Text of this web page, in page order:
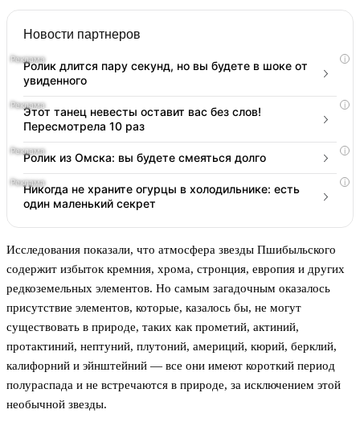
Новости партнеров
i
Ролик длится пару секунд, но вы будете в шоке от
увиденного
i
Этот танец невесты оставит вас без слов!
Пересмотрела 10 раз
i
Ролик из Омска: вы будете смеяться долго
i
Никогда не храните огурцы в холодильнике: есть
один маленький секрет
Исследования показали, что атмосфера звезды Пшибыльского
содержит избыток кремния, хрома, стронция, европия и других
редкоземельных элементов. Но самым загадочным оказалось
присутствие элементов, которые, казалось бы, не могут
существовать в природе, таких как прометий, актиний,
протактиний, нептуний, плутоний, америций, кюрий, берклий,
калифорний и эйнштейний — все они имеют короткий период
полураспада и не встречаются в природе, за исключением этой
необычной звезды.